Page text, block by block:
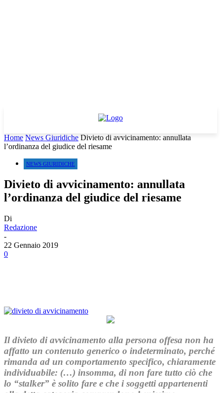
Home News Giuridiche Divieto di avvicinamento: annullata
l’ordinanza del giudice del riesame
NEWS GIURIDICHE
Divieto di avvicinamento: annullata
l’ordinanza del giudice del riesame
Di
Redazione
-
22 Gennaio 2019
0
Il divieto di avvicinamento alla persona offesa non ha
affatto un contenuto generico o indeterminato, perché
rimanda ad un comportamento specifico, chiaramente
individuabile: (…) insomma, di non fare tutto ciò che
lo “stalker” è solito fare e che i soggetti appartenenti